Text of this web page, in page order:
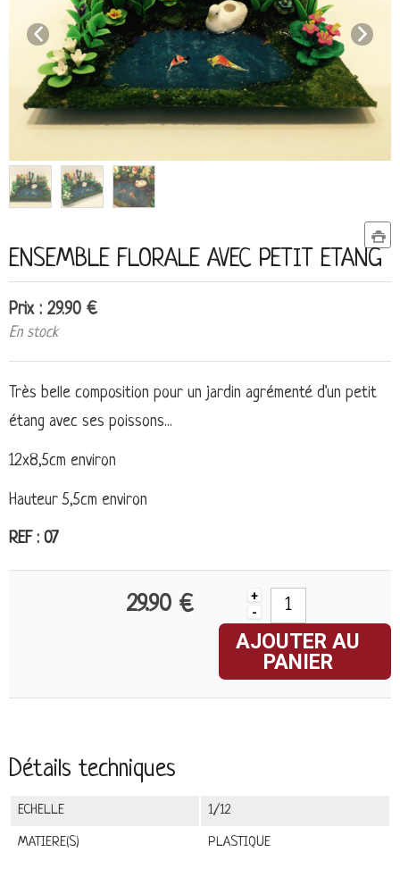
ENSEMBLE FLORALE AVEC PETIT ETANG
Prix : 29.90 €
En stock
Très belle composition pour un jardin agrémenté d'un petit
étang avec ses poissons...
12x8,5cm environ
Hauteur 5,5cm environ
REF : 07
29.90 €
+
-
AJOUTER AU
PANIER
Détails techniques
ECHELLE 1/12
MATIERE(S) PLASTIQUE